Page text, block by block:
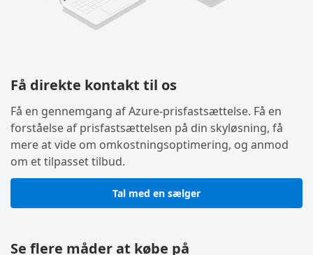
Få direkte kontakt til os
Få en gennemgang af Azure-prisfastsættelse. Få en
forståelse af prisfastsættelsen på din skyløsning, få
mere at vide om omkostningsoptimering, og anmod
om et tilpasset tilbud.
Tal med en sælger
Se flere måder at købe på